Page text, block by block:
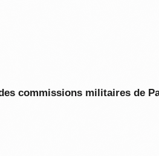
commissions militaires de